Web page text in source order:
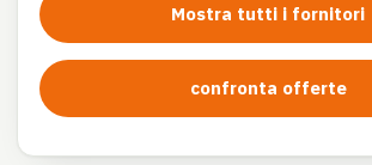
Mostra tutti i fornitori
confronta offerte